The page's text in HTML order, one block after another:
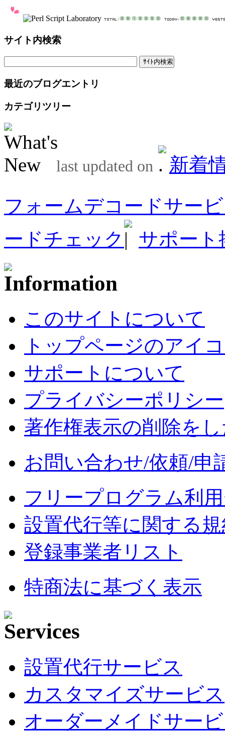
サイト内検索
最近のブログエントリ
カテゴリツリー
last updated on
新着
フォームデコードサー
ードチェック
サポート
このサイトについて
トップページのアイ
サポートについて
プライバシーポリシー
著作権表示の削除を
お問い合わせ/依頼/申
フリープログラム利
設置代行等に関する
登録事業者リスト
特商法に基づく表示
設置代行サービス
カスタマイズサービス
オーダーメイドサー